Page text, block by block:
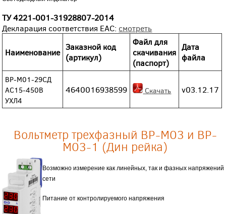
ТУ 4221-001-31928807-2014
Декларация соответствия EAC: смотреть
Наименование
Заказной код
(артикул)
Файл для
скачивания
(паспорт)
Дата
файла
ВР-М01-29СД
АС15-450В
УХЛ4
4640016938599 Скачать v03.12.17
Вольтметр трехфазный ВР-М03 и ВР-
М03-1 (Дин рейка)
Возможно измерение как линейных, так и фазных напряжений
сети
Питание от контролируемого напряжения